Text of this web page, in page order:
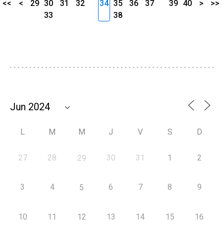
<< < 29 30 31
32
33
34 35 36
37
38
39 40 > >>
L M M J V S D
27 28 29 30 31 1 2
3 4 5 6 7 8 9
10 11 12 13 14 15 16